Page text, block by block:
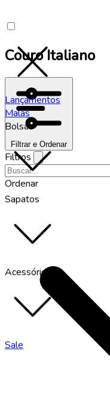
Lançamentos
Malas
Bolsas
Sapatos
Acessórios
Sale
Couro Italiano
Filtrar e Ordenar
Filtros
Ordenar